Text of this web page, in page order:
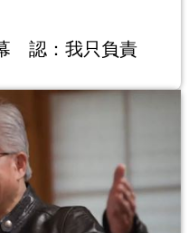
認：我只負責